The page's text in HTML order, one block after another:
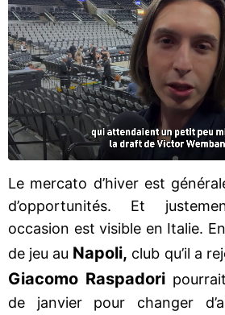
Le mercato d’hiver est
d’opportunités. Et
occasion est visible en Italie.
de jeu au Napoli, club qu’il a
Giacomo Raspadori
de janvier pour changer